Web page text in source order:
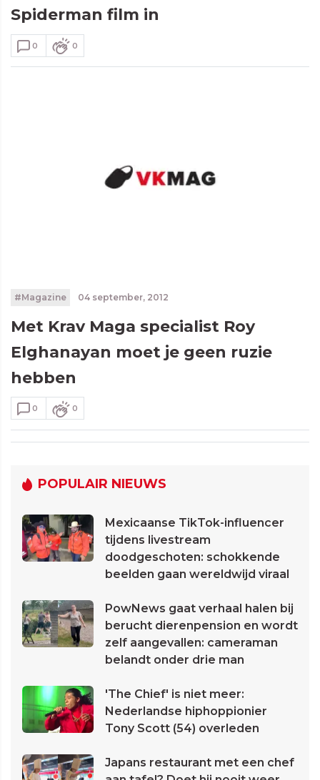
Spiderman film in
0 0
#Magazine 04 september, 2012
Met Krav Maga specialist Roy
Elghanayan moet je geen ruzie
hebben
0 0
POPULAIR NIEUWS
Mexicaanse TikTok-influencer
tijdens livestream
doodgeschoten: schokkende
beelden gaan wereldwijd viraal
PowNews gaat verhaal halen bij
berucht dierenpension en wordt
zelf aangevallen: cameraman
belandt onder drie man
'The Chief' is niet meer:
Nederlandse hiphoppionier
Tony Scott (54) overleden
Japans restaurant met een chef